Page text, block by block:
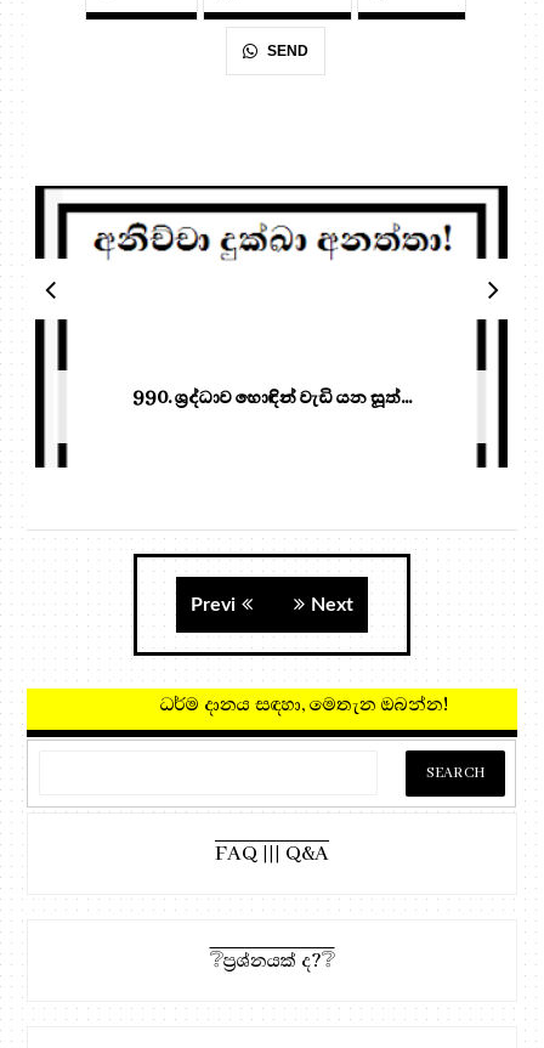
SEND
990. ශ්‍රද්ධාව හොඳින් වැඩි යන සූත්‍...
Next
Previ
ධර්ම දානය සඳහා, මෙතැන ඔබන්න!
FAQ ||| Q&A
❔ප්‍රශ්නයක් ද?❔